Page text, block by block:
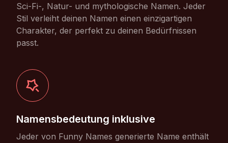
Sci-Fi-, Natur- und mythologische Namen. Jeder
Stil verleiht deinen Namen einen einzigartigen
Charakter, der perfekt zu deinen Bedürfnissen
passt.
Namensbedeutung inklusive
Jeder von Funny Names generierte Name enthält